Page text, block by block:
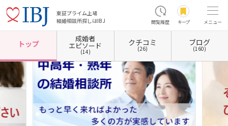
東証プライム上場
結婚相談所探しはIBJ
閲覧履歴 キープ メニュー
ホーム 神奈川県の結婚相談所 神奈川県横浜市 神奈川県横浜市港北区 神奈川県横浜
トップ
成婚者
エピソード
(14)
クチコミ
(26)
ブログ
(160)